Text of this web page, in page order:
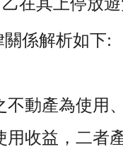
係解析如下:
動產為使用
收益，二者